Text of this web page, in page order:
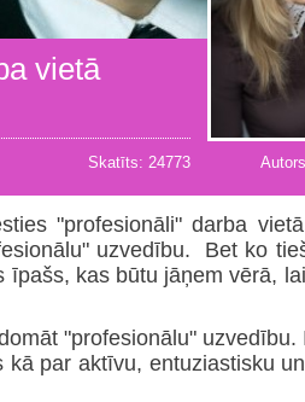
vietā
Skatīts: 24773
"profesionāli" darba
uzvedību. Bet ko
kas būtu jāņem vērā,
"profesionālu" uzvedību.
par aktīvu, entuziastisku